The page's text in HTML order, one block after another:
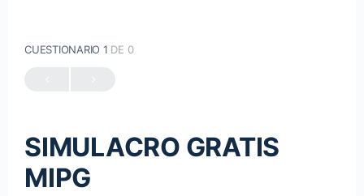
CUESTIONARIO 1 DE 0
SIMULACRO GRATIS
MIPG